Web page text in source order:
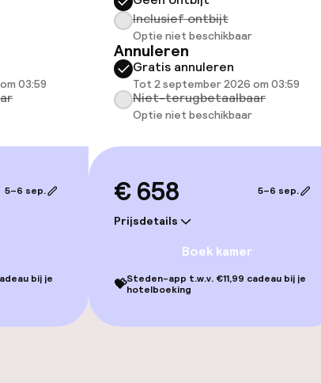
03:59
5–6 sep.
bij je
Inclusief ontbijt
Optie niet beschikbaar
Annuleren
Gratis annuleren
Tot 2 september 2026 om 03:59
Niet-terugbetaalbaar
Optie niet beschikbaar
€ 658
Prijsdetails
5–6 sep.
Boek kamer
💝Steden-app t.w.v. €11,99 cadeau bij je
hotelboeking